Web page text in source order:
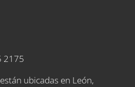
2175
ubicadas en León,